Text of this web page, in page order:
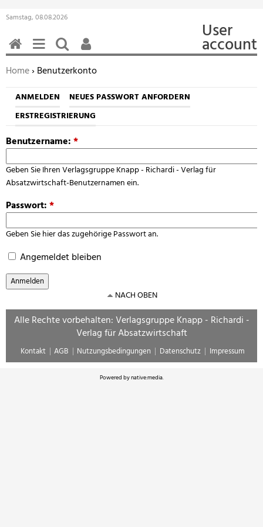
Samstag, 08.08.2026
User
account
Sie befinden sich hier:
Home› Benutzerkonto
ANMELDEN
NEUES PASSWORT ANFORDERN
ERSTREGISTRIERUNG
Benutzername:*
Geben Sie Ihren Verlagsgruppe Knapp - Richardi - Verlag für
Absatzwirtschaft-Benutzernamen ein.
Passwort:*
Geben Sie hier das zugehörige Passwort an.
Angemeldet bleiben
HOMEMENÜSUCHEN
BENUTZERFUNKTIONEN
NACH OBEN
Alle Rechte vorbehalten: Verlagsgruppe Knapp - Richardi -
Verlag für Absatzwirtschaft
Kontakt AGB Nutzungsbedingungen Datenschutz Impressum
Powered bynative:media.